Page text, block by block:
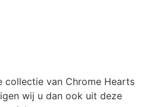
collectie van Chrome Hearts
wij u dan ook uit deze